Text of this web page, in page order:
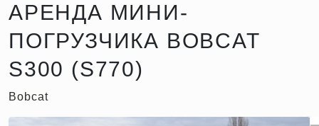
АРЕНДА МИНИ-
ПОГРУЗЧИКА BOBCAT
S300 (S770)
Bobcat